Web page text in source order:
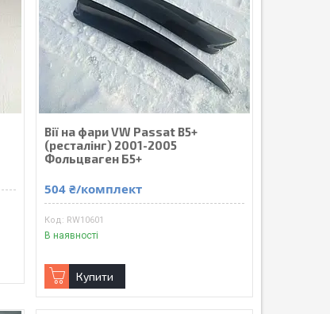
Вії на фари VW Passat B5+
(ресталінг) 2001-2005
Фольцваген Б5+
504 ₴/комплект
RW10601
В наявності
Купити